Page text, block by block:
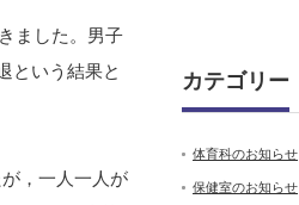
ました。男子
という結果と
，一人一人が
カテゴリー
体育科のお知らせ
保健室のお知らせ